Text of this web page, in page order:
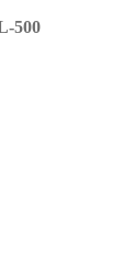
500